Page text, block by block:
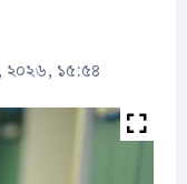
১৫:৫৪